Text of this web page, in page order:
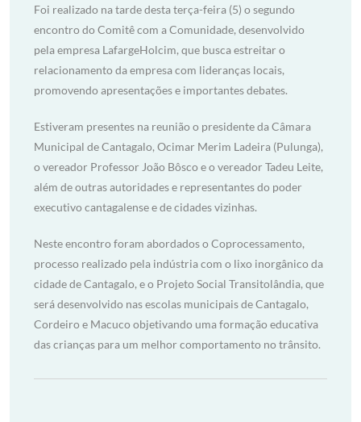
Foi realizado na tarde desta terça-feira (5) o segundo
encontro do Comitê com a Comunidade, desenvolvido
pela empresa LafargeHolcim, que busca estreitar o
relacionamento da empresa com lideranças locais,
promovendo apresentações e importantes debates.
Estiveram presentes na reunião o presidente da Câmara
Municipal de Cantagalo, Ocimar Merim Ladeira (Pulunga),
o vereador Professor João Bôsco e o vereador Tadeu Leite,
além de outras autoridades e representantes do poder
executivo cantagalense e de cidades vizinhas.
Neste encontro foram abordados o Coprocessamento,
processo realizado pela indústria com o lixo inorgânico da
cidade de Cantagalo, e o Projeto Social Transitolândia, que
será desenvolvido nas escolas municipais de Cantagalo,
Cordeiro e Macuco objetivando uma formação educativa
das crianças para um melhor comportamento no trânsito.